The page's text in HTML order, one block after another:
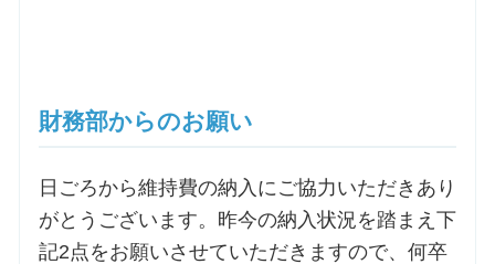
財務部からのお願い
日ごろから維持費の納入にご協力いただきあり
がとうございます。昨今の納入状況を踏まえ下
記2点をお願いさせていただきますので、何卒